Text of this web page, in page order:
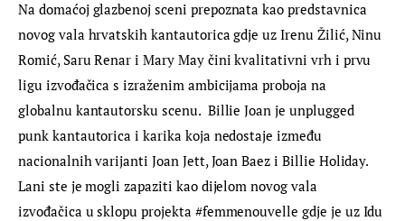
Na domaćoj glazbenoj sceni prepoznata kao predstavnica
novog vala hrvatskih kantautorica gdje uz Irenu Žilić, Ninu
Romić, Saru Renar i Mary May čini kvalitativni vrh i prvu
ligu izvođačica s izraženim ambicijama proboja na
globalnu kantautorsku scenu.  Billie Joan je unplugged
punk kantautorica i karika koja nedostaje između
nacionalnih varijanti Joan Jett, Joan Baez i Billie Holiday.
Lani ste je mogli zapaziti kao dijelom novog vala
izvođačica u sklopu projekta #femmenouvelle gdje je uz Idu